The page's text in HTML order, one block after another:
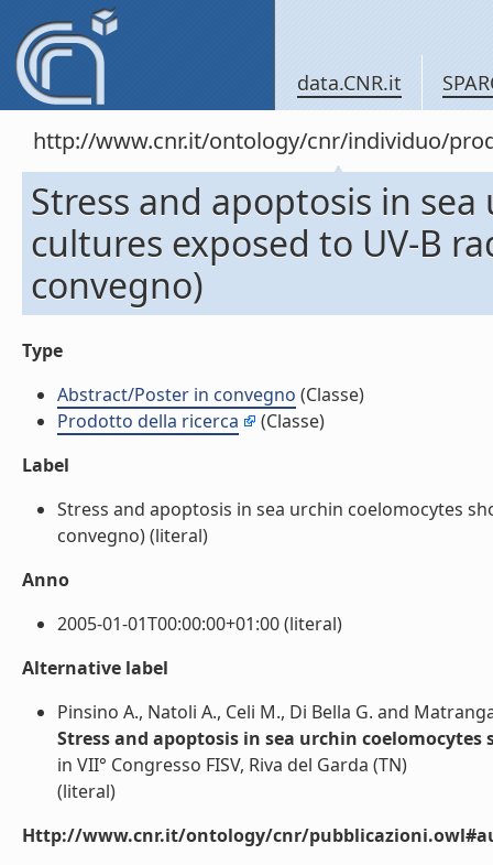
data.CNR.it
http://www.cnr.it/ontology/cnr/individuo/
Stress and apoptosis in
cultures exposed to UV-B
convegno)
Type
Abstract/Poster in convegno (Classe)
Prodotto della ricerca
(Classe)
Label
Stress and apoptosis in sea urchin coelomocytes
convegno) (literal)
Anno
2005-01-01T00:00:00+01:00 (literal)
Alternative label
Pinsino A., Natoli A., Celi M., Di Bella G. and
Stress and apoptosis in sea urchin
in VII° Congresso FISV, Riva del Garda (TN)
(literal)
Http://www.cnr.it/ontology/cnr/